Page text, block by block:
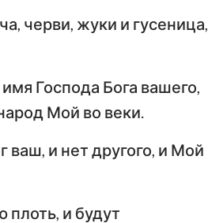
черви, жуки и гусеница,
Господа Бога вашего,
Мой во веки.
ваш, и нет другого, и Мой
плоть, и будут